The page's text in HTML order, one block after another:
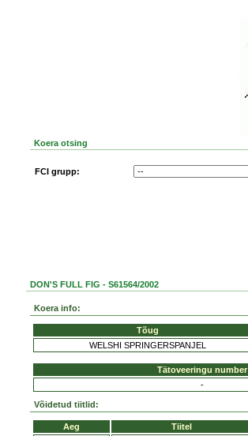
Koera otsing
FCI grupp:
DON'S FULL FIG - S61564/2002
Koera info:
Tõug
WELSHI SPRINGERSPANJEL
Tätoveeringu number
-
Võidetud tiitlid:
Aeg Tiitel